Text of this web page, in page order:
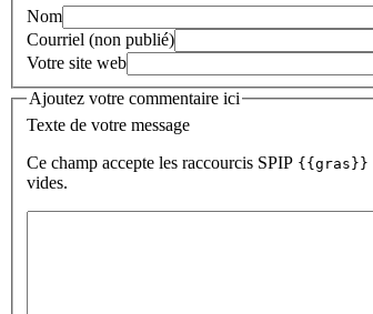
Nom
Courriel (non publié)
Votre site web
Ajoutez votre commentaire ici
Texte de votre message
Ce champ accepte les raccourcis SPIP {{gras}}
vides.